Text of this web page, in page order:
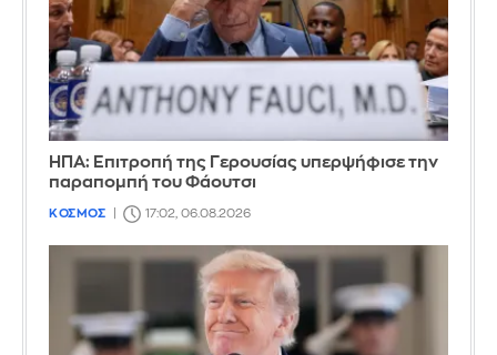
ΗΠΑ: Επιτροπή της Γερουσίας υπερψήφισε την
παραπομπή του Φάουτσι
ΚΟΣΜΟΣ 17:02, 06.08.2026